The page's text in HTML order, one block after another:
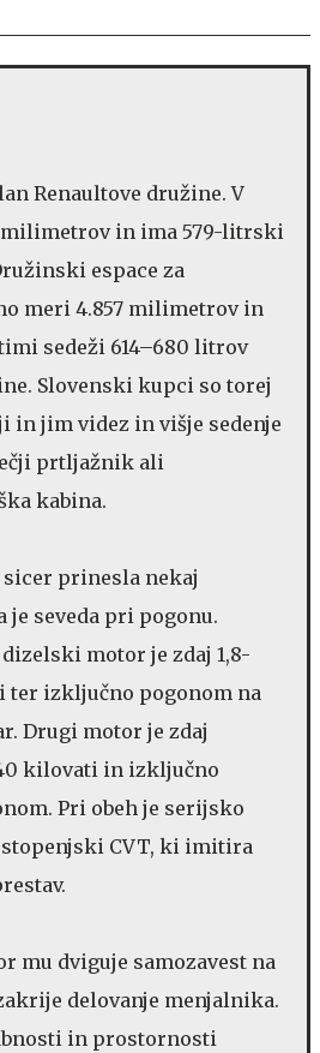
Renaultove družine. V
in ima 579-litrski
espace za
meri 4.857 milimetrov in
sedeži 614–680 litrov
Slovenski kupci so torej
in jim videz in višje sedenje
prtljažnik ali
kabina.
sicer prinesla nekaj
je seveda pri pogonu.
motor je zdaj 1,8-
ter izključno pogonom na
Drugi motor je zdaj
kilovati in izključno
Pri obeh je serijsko
CVT, ki imitira
mu dviguje samozavest na
delovanje menjalnika.
in prostornosti